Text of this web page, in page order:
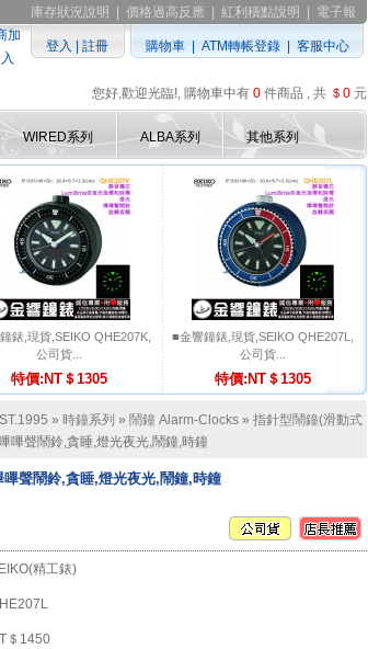
庫存狀況說明 價格過高反應 紅利積點說明
電子報
加
入
登入 註冊 購物車 ATM轉帳登錄 客服中心
您好,歡迎光臨!, 購物車中有 0 件商品 , 共 ＄0 元
WIRED系列 ALBA系列 其他系列
錶,現貨,SEIKO QHE207K,
公司貨...
特價:NT＄1305
■金響鐘錶,現貨,SEIKO QHE207L,
公司貨...
特價:NT＄1305
» 時鐘系列 » 鬧鐘 Alarm-Clocks » 指針型鬧鐘(滑動式
嗶聲鬧鈴,貪睡,燈光夜光,鬧鐘,時鐘
聲鬧鈴,貪睡,燈光夜光,鬧鐘,時鐘
精工錶)
＄1450